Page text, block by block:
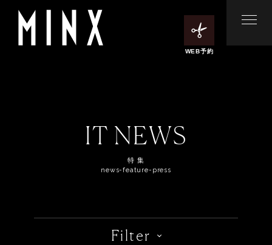
WEB予約
IT NEWS
特 集
news-feature-press
Filter